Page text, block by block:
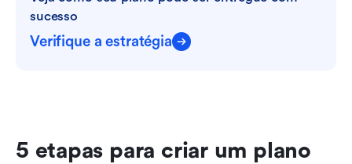
sucesso
Verifique a estratégia
5 etapas para criar um plano